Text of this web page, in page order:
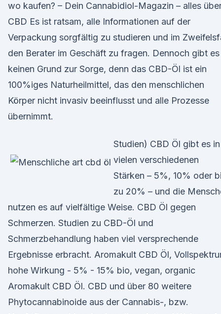
wo kaufen? – Dein Cannabidiol-Magazin – alles
CBD Es ist ratsam, alle Informationen auf der
Verpackung sorgfältig zu studieren und im
den Berater im Geschäft zu fragen. Dennoch gibt es
keinen Grund zur Sorge, denn das CBD-Öl ist ein
100%iges Naturheilmittel, das den menschlichen
Körper nicht invasiv beeinflusst und alle Prozesse
übernimmt.
Studien) CBD Öl gibt es in
vielen verschiedenen
Stärken – 5%, 10% oder
zu 20% – und die
nutzen es auf vielfältige Weise. CBD Öl gegen
Schmerzen. Studien zu CBD-Öl und
Schmerzbehandlung haben viel versprechende
Ergebnisse erbracht. Aromakult CBD Öl,
hohe Wirkung - 5% - 15% bio, vegan, organic
Aromakult CBD Öl. CBD und über 80 weitere
Phytocannabinoide aus der Cannabis-, bzw.